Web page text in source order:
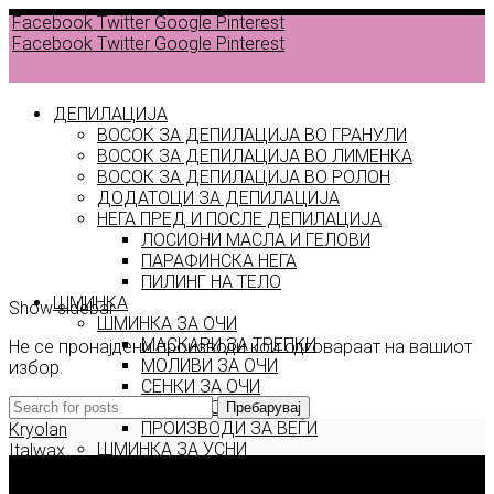
Facebook Twitter Google Pinterest
Facebook Twitter Google Pinterest
ДЕПИЛАЦИЈА
ВОСОК ЗА ДЕПИЛАЦИЈА ВО ГРАНУЛИ
ВОСОК ЗА ДЕПИЛАЦИЈА ВО ЛИМЕНКА
ВОСОК ЗА ДЕПИЛАЦИЈА ВО РОЛОН
ДОДАТОЦИ ЗА ДЕПИЛАЦИЈА
НЕГА ПРЕД И ПОСЛЕ ДЕПИЛАЦИЈА
ЛОСИОНИ МАСЛА И ГЕЛОВИ
ПАРАФИНСКА НЕГА
ПИЛИНГ НА ТЕЛО
ШМИНКА
ШМИНКА ЗА ОЧИ
МАСКАРИ ЗА ТРЕПКИ
МОЛИВИ ЗА ОЧИ
СЕНКИ ЗА ОЧИ
ТУШ ЗА ОЧИ
ПРОИЗВОДИ ЗА ВЕЃИ
ШМИНКА ЗА УСНИ
products
Show sidebar
Не се пронајдени производи кои одговараат на вашиот
избор.
Пребарувај
Kryolan
Italwax